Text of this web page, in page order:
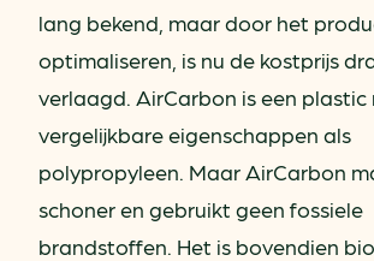
lang bekend, maar door het
optimaliseren, is nu de kostprijs
verlaagd. AirCarbon is een plastic
vergelijkbare eigenschappen als
polypropyleen. Maar AirCarbon
schoner en gebruikt geen fossiele
brandstoffen. Het is bovendien